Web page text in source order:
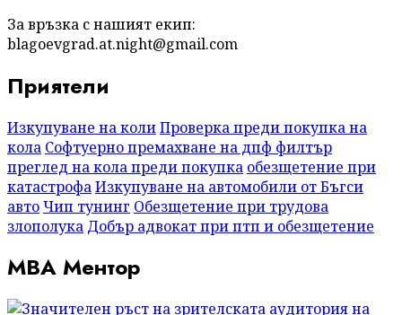
За връзка с нашият екип:
blagoevgrad.at.night@gmail.com
Приятели
Изкупуване на колиПроверка преди покупка на
кола Софтуерно премахване на дпф филтър
преглед на кола преди покупка обезщетение при
катастрофаИзкупуване на автомобили от Бъгси
автоЧип тунинг Обезщетение при трудова
злополука Добър адвокат при птп и обезщетение
МВА Ментор